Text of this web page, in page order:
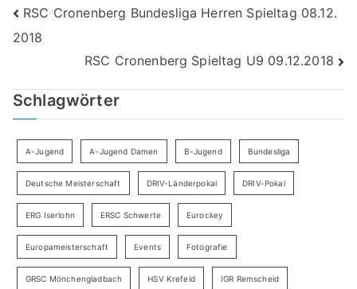
Beitragsnavigation
RSC Cronenberg Bundesliga Herren Spieltag 08.12.
2018
RSC Cronenberg Spieltag U9 09.12.2018
Schlagwörter
A-Jugend A-Jugend Damen B-Jugend Bundesliga
Deutsche Meisterschaft DRIV-Länderpokal DRIV-Pokal
ERG Iserlohn ERSC Schwerte Eurockey
Europameisterschaft Events Fotografie
GRSC Mönchengladbach HSV Krefeld IGR Remscheid